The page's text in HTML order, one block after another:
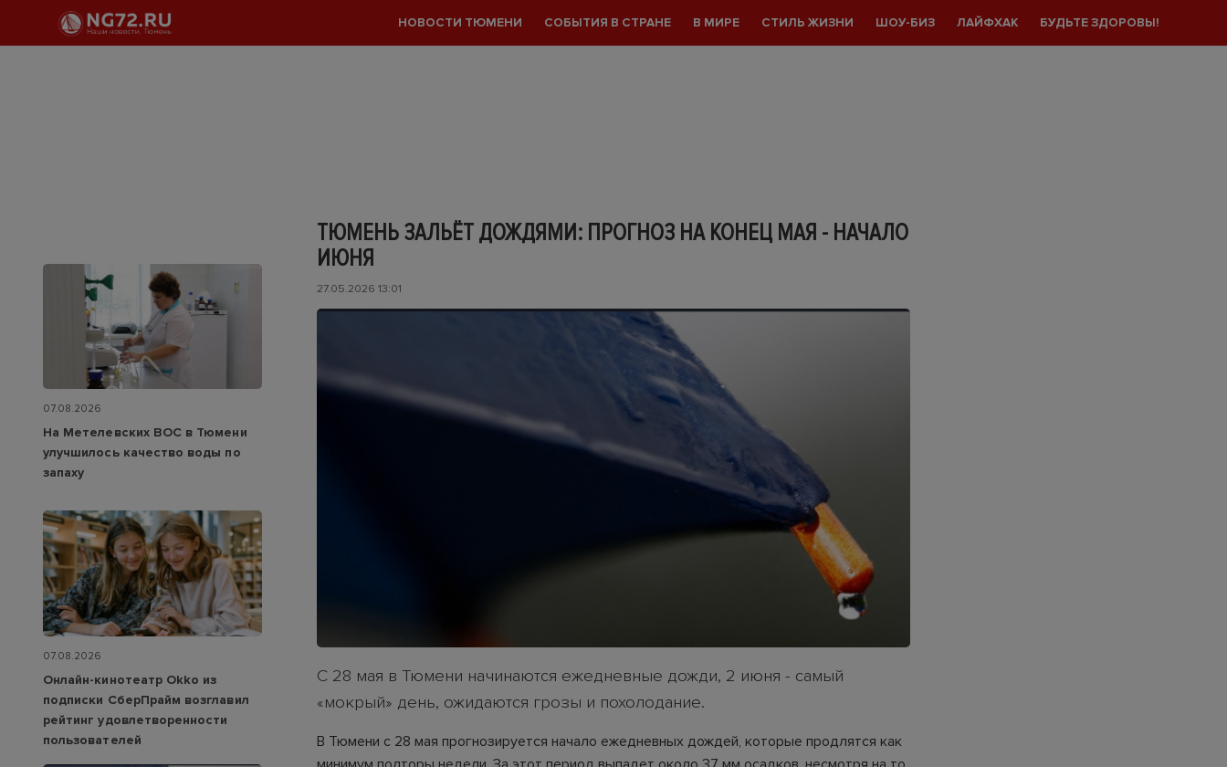
НОВОСТИ ТЮМЕНИ СОБЫТИЯ В СТРАНЕ В МИРЕ СТИЛЬ ЖИЗНИ ШОУ-БИЗ ЛАЙФХАК БУДЬТЕ ЗДОРОВЫ!
ТЮМЕНЬ ЗАЛЬЁТ ДОЖДЯМИ: ПРОГНОЗ НА КОНЕЦ МАЯ - НАЧАЛО
ИЮНЯ
27.05.2026 13:01
С 28 мая в Тюмени начинаются ежедневные дожди, 2 июня - самый
«мокрый» день, ожидаются грозы и похолодание.
В Тюмени с 28 мая прогнозируется начало ежедневных дождей, которые продлятся как
07.08.2026
На Метелевских ВОС в Тюмени
улучшилось качество воды по
запаху
07.08.2026
Онлайн-кинотеатр Okko из
подписки СберПрайм возглавил
рейтинг удовлетворенности
пользователей